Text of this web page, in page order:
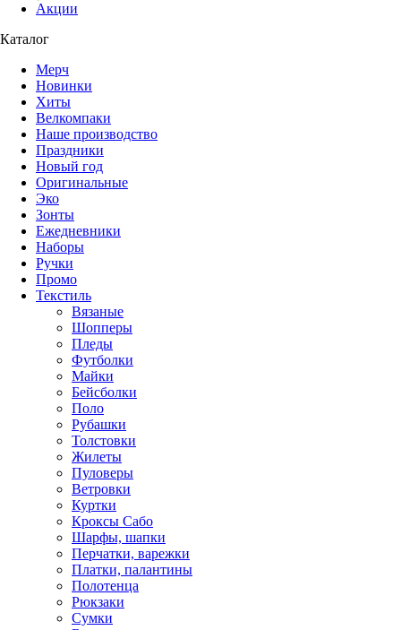
Акции
Каталог
Мерч
Новинки
Хиты
Велкомпаки
Наше производство
Праздники
Новый год
Оригинальные
Эко
Зонты
Ежедневники
Наборы
Ручки
Промо
Текстиль
Вязаные
Шопперы
Пледы
Футболки
Майки
Бейсболки
Поло
Рубашки
Толстовки
Жилеты
Пуловеры
Ветровки
Куртки
Кроксы Сабо
Шарфы, шапки
Перчатки, варежки
Платки, палантины
Полотенца
Рюкзаки
Сумки